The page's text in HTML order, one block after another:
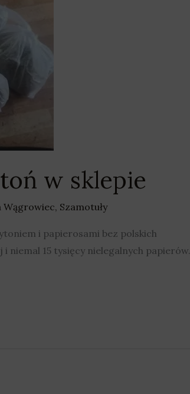
w sklepie
Wągrowiec, Szamotuły
i papierosami bez polskich
niemal 15 tysięcy nielegalnych papierów.